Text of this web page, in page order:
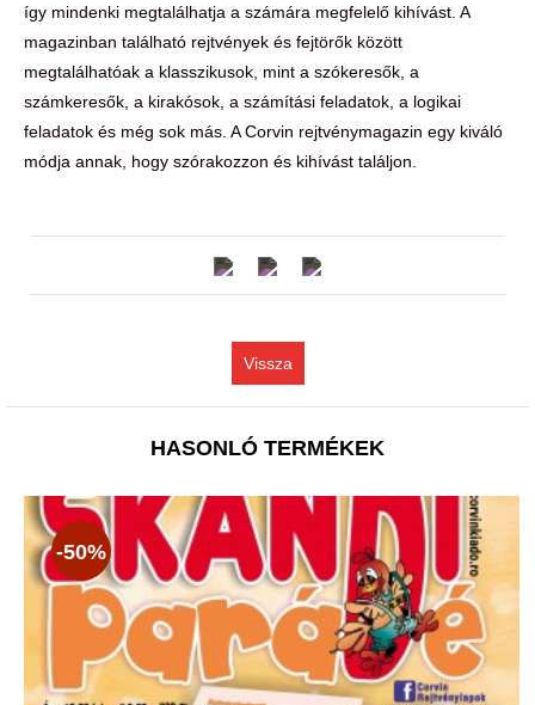
így mindenki megtalálhatja a számára megfelelő kihívást. A
magazinban található rejtvények és fejtörők között
megtalálhatóak a klasszikusok, mint a szókeresők, a
számkeresők, a kirakósok, a számítási feladatok, a logikai
feladatok és még sok más. A Corvin rejtvénymagazin egy kiváló
módja annak, hogy szórakozzon és kihívást találjon.
Vissza
HASONLÓ TERMÉKEK
-50%